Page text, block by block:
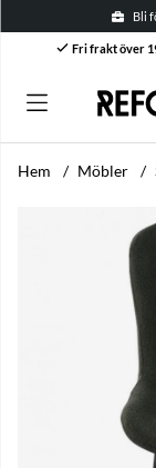
Bli
Fri frakt över
Hem Möbler
Produktbilder Stol